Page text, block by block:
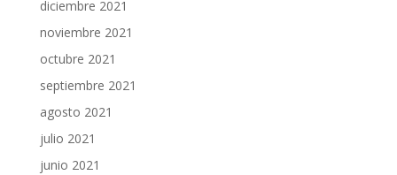
diciembre 2021
noviembre 2021
octubre 2021
septiembre 2021
agosto 2021
julio 2021
junio 2021